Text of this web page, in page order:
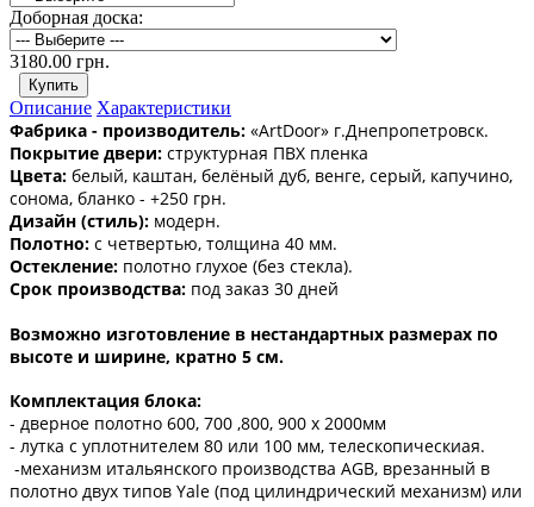
Доборная доска:
3180.00 грн.
Описание Характеристики
Фабрика - производитель: «ArtDoor» г.Днепропетровск.
Покрытие двери: структурная ПВХ пленка
Цвета: белый, каштан, белёный дуб, венге, серый, капучино,
сонома, бланко - +250 грн.
Дизайн (стиль): модерн.
Полотно: с четвертью, толщина 40 мм.
Остекление: полотно глухое (без стекла).
Срок производства: под заказ 30 дней
Возможно изготовление в нестандартных размерах по
высоте и ширине, кратно 5 см.
Комплектация блока:
- дверное полотно 600, 700 ,800, 900 х 2000мм
- лутка с уплотнителем 80 или 100 мм, телескопическиая.
-механизм итальянского производства AGB, врезанный в
полотно двух типов Yale (под цилиндрический механизм) или